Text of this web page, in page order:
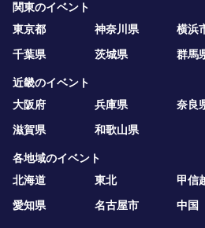
関東のイベント
東京都
神奈川県 横浜
千葉県
茨城県 群馬
近畿のイベント
大阪府
兵庫県 奈良
滋賀県
和歌山県
各地域のイベント
北海道
東北 甲信
愛知県
名古屋市 中国